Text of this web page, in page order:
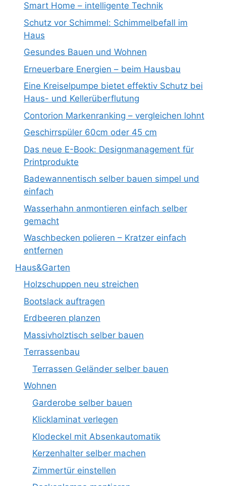
Smart Home – intelligente Technik
Schutz vor Schimmel: Schimmelbefall im
Haus
Gesundes Bauen und Wohnen
Erneuerbare Energien – beim Hausbau
Eine Kreiselpumpe bietet effektiv Schutz bei
Haus- und Kellerüberflutung
Contorion Markenranking – vergleichen lohnt
Geschirrspüler 60cm oder 45 cm
Das neue E-Book: Designmanagement für
Printprodukte
Badewannentisch selber bauen simpel und
einfach
Wasserhahn anmontieren einfach selber
gemacht
Waschbecken polieren – Kratzer einfach
entfernen
Haus&Garten
Holzschuppen neu streichen
Bootslack auftragen
Erdbeeren planzen
Massivholztisch selber bauen
Terrassenbau
Terrassen Geländer selber bauen
Wohnen
Garderobe selber bauen
Klicklaminat verlegen
Klodeckel mit Absenkautomatik
Kerzenhalter selber machen
Zimmertür einstellen